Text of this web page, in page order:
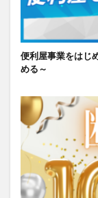
便利屋事業をはじ
める～